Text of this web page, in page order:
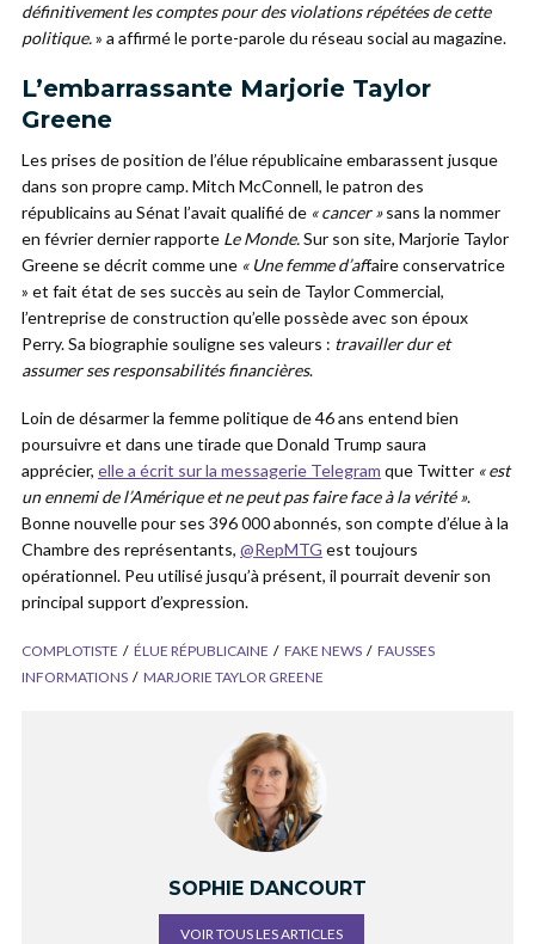
définitivement les comptes pour des violations répétées de cette
politique.» a affirmé le porte-parole du réseau social au magazine.
L’embarrassante Marjorie Taylor
Greene
Les prises de position de l’élue républicaine embarassent jusque
dans son propre camp. Mitch McConnell, le patron des
républicains au Sénat l’avait qualifié de « cancer »sans la nommer
en février dernier rapporte Le Monde.Sur son site, Marjorie Taylor
Greene se décrit comme une « Une femme d’affaire conservatrice
» et fait état de ses succès au sein de Taylor Commercial,
l’entreprise de construction qu’elle possède avec son époux
Perry. Sa biographie souligne ses valeurs : travailler dur et
assumer ses responsabilités financières.
Loin de désarmer la femme politique de 46 ans entend bien
poursuivre et dans une tirade que Donald Trump saura
apprécier, elle a écrit sur la messagerie Telegram que Twitter « est
un ennemi de l’Amérique et ne peut pas faire face à la vérité ».
Bonne nouvelle pour ses 396 000 abonnés, son compte d’élue à la
Chambre des représentants, @RepMTG est toujours
opérationnel. Peu utilisé jusqu’à présent, il pourrait devenir son
principal support d’expression.
COMPLOTISTE ÉLUE RÉPUBLICAINE FAKE NEWS
FAUSSES
INFORMATIONS
MARJORIE TAYLOR GREENE
SOPHIE DANCOURT
VOIR TOUS LES ARTICLES